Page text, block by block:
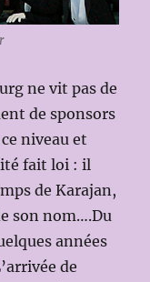
ne vit pas de
de sponsors
niveau et
fait loi : il
de Karajan,
son nom….Du
années
de